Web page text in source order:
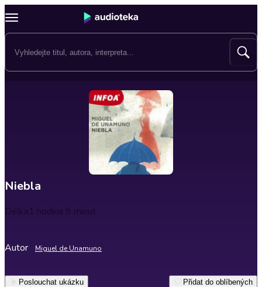
Niebla
Délka1 hodina 9 minut
Autor Miguel de Unamuno
Poslouchat ukázku Přidat do oblíbených